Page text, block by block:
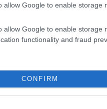
allow Google to enable storage
allow Google to enable storage
functionality and fraud
CONFIRM
8.000 νέες
προσλήψεις στη